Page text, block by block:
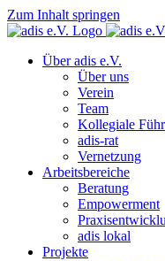
Zum Inhalt springen
Über adis e.V.
Über uns
Verein
Team
Kollegiale
adis-rat
Vernetzung
Arbeitsbereiche
Beratung
Empowerment
adis lokal
Projekte